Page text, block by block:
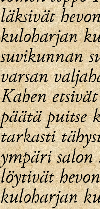
läksivät
kuloharjan
suvikunnan
varsan
Kahen
päätä puitse
tarkasti
ympäri salon
löytivät
kuloharjan